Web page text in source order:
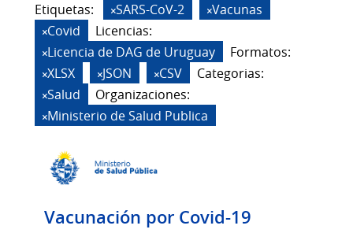
Etiquetas: SARS-CoV-2
Vacunas
Covid
Licencias:
Licencia de DAG de Uruguay
Formatos:
XLSX
JSON CSV
Categorias:
Salud
Organizaciones:
Ministerio de Salud Publica
Vacunación por Covid-19